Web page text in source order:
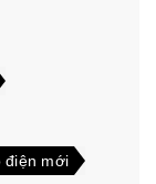
điện mới